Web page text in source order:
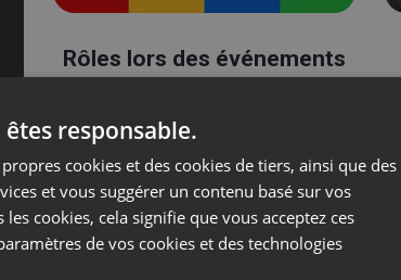
Rôles lors des événements
ENGLISH
responsable.
cookies et des cookies de tiers, ainsi que des
et vous suggérer un contenu basé sur vos
cookies, cela signifie que vous acceptez ces
de vos cookies et des technologies